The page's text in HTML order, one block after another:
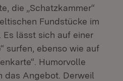
die „Schatzkammer“
Fundstücke im
lässt sich auf einer
surfen, ebenso wie auf
Humorvolle
das Angebot. Derweil